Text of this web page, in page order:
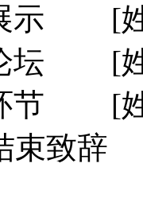
示
[
坛
[
节
[
束致辞